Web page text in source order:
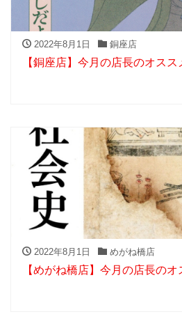
2022年8月1日 銅座店
【銅座店】今月の店長のオス
2022年8月1日 めがね橋店
【めがね橋店】今月の店長の